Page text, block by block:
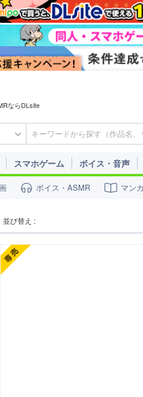
ならDLsite
スマホゲーム ボイス・音声
ボイス・ASMR マン
並び替え :